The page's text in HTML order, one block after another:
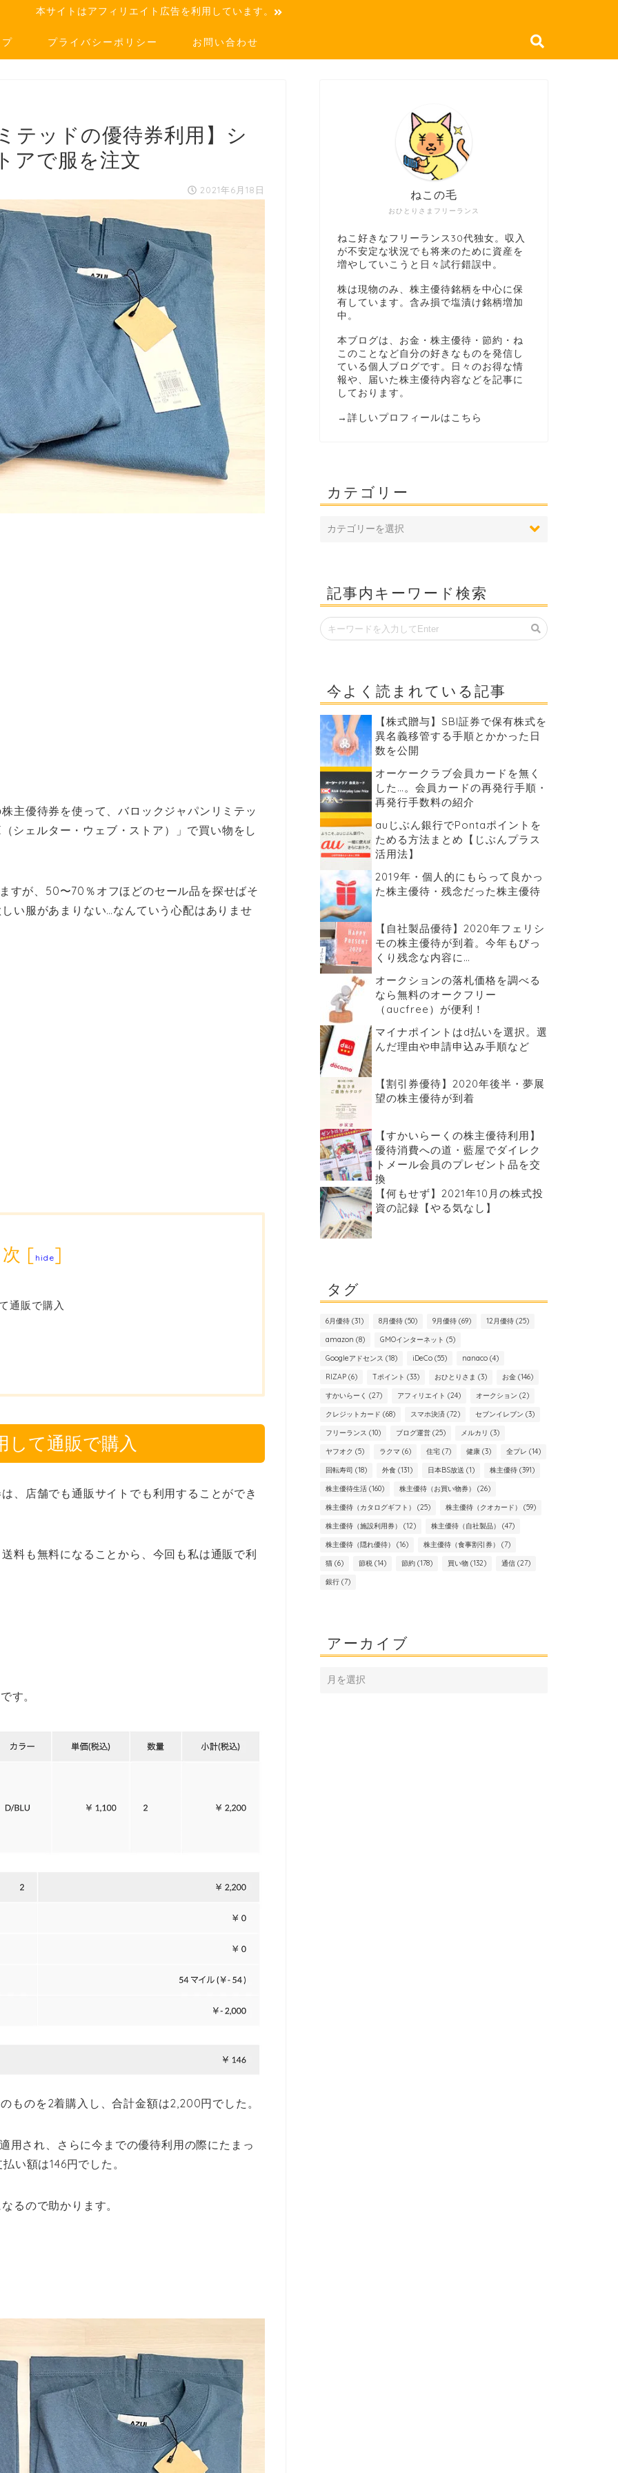
本サイトはアフィリエイト広告を利用しています。
プライバシーポリシー お問い合わせ
テッドの優待券利用】シ
アで服を注文
2021年6月18日
主優待券を使って、バロックジャパンリミテッ
シェルター・ウェブ・ストア）」で買い物をし
すが、50〜70％オフほどのセール品を探せばそ
い服があまりない…なんていう心配はありませ
[ hide]
通販で購入
して通販で購入
、店舗でも通販サイトでも利用することができ
料も無料になることから、今回も私は通販で利
す。
ものを2着購入し、合計金額は2,200円でした。
用され、さらに今までの優待利用の際にたまっ
い額は146円でした。
るので助かります。
おひとりさまフリーランス
ねこの毛
ねこ好きなフリーランス30代独女。収入
が不安定な状況でも将来のために資産を
増やしていこうと日々試行錯誤中。
株は現物のみ、株主優待銘柄を中心に保
有しています。含み損で塩漬け銘柄増加
中。
本ブログは、お金・株主優待・節約・ね
このことなど自分の好きなものを発信し
ている個人ブログです。日々のお得な情
報や、届いた株主優待内容などを記事に
しております。
→ 詳しいプロフィールはこちら
カテゴリー
記事内キーワード検索
今よく読まれている記事
【株式贈与】SBI証券で保有株式を
異名義移管する手順とかかった日
数を公開
オーケークラブ会員カードを無く
した…。会員カードの再発行手順・
再発行手数料の紹介
auじぶん銀行でPontaポイントを
ためる方法まとめ【じぶんプラス
活用法】
2019年・個人的にもらって良かっ
た株主優待・残念だった株主優待
【自社製品優待】2020年フェリシ
モの株主優待が到着。今年もびっ
くり残念な内容に…
オークションの落札価格を調べる
なら無料のオークフリー
（aucfree）が便利！
マイナポイントはd払いを選択。選
んだ理由や申請申込み手順など
【割引券優待】2020年後半・夢展
望の株主優待が到着
【すかいらーくの株主優待利用】
優待消費への道・藍屋でダイレク
トメール会員のプレゼント品を交
換
【何もせず】2021年10月の株式投
資の記録【やる気なし】
タグ
6月優待(31) 8月優待(50) 9月優待(69) 12月優待(25)
amazon (8) GMOインターネット (5)
Googleアドセンス (18) iDeCo(55) nanaco(4)
RIZAP(6) Tポイント (33) おひとりさま (3) お金(146)
すかいらーく (27) アフィリエイト (24) オークション (2)
クレジットカード (68) スマホ決済(72) セブンイレブン (3)
フリーランス (10) ブログ運営(25) メルカリ (3)
ヤフオク (5) ラクマ (6) 住宅(7) 健康(3) 全プレ (14)
回転寿司 (18) 外食(131) 日本BS放送 (1) 株主優待(391)
株主優待生活(160) 株主優待（お買い物券） (26)
株主優待（カタログギフト） (25) 株主優待（クオカード） (59)
株主優待（施設利用券） (12) 株主優待（自社製品） (47)
株主優待（隠れ優待） (16) 株主優待（食事割引券） (7)
猫(6) 節税(14) 節約(178) 買い物(132) 通信(27)
銀行(7)
アーカイブ